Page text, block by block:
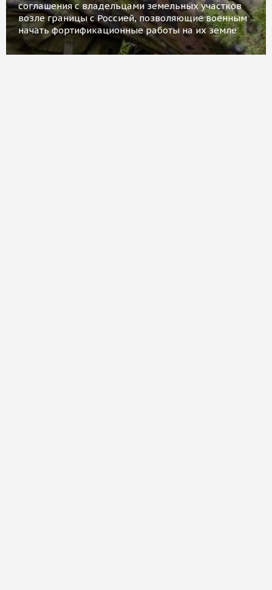
соглашения с владельцами земельных участков
возле границы с Россией, позволяющие военным
начать фортификационные работы на их земле